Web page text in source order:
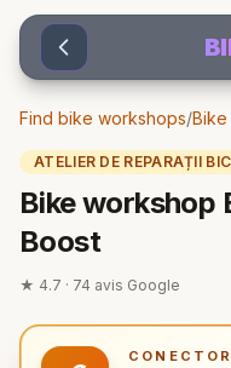
Sari la conținut
Find bike workshops/Bike
ATELIER DE REPARAȚII
Bike workshop
Boost
★ 4.7 · 74 avis Google